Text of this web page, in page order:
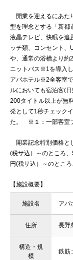
開業を迎えるにあた
型を理念とする「新都
液晶テレビ、快眠を追
ッチ類、コンセント、
や、通常の浴槽より約
ニットバス※1を導入
アパホテル※2全客室
ルにおいても宿泊客(
200タイトル以上が無
発として1秒チェック
た。 ※１：一部客室
開業記念特別価格と
(税サ込）～のところ
円(税サ込）～のとこ
【施設概要】
施設名 アパ
住所 長野
構造・規
模
鉄筋